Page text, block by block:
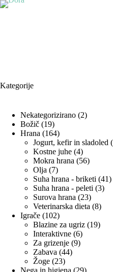
Skip
Kategorije
Nekategorizirano 22
Božič 1919
izdelkov
Hrana 164164
izdelkov
Jogurt, kefir in sladoled
Kostne juhe 44
izdelki
Mokra hrana 5656
Olja 77
izdelkov
Suha hrana - briketi 4141
Suha hrana - peleti 33
Surova hrana 2323
izdelkov
Veterinarska dieta 88
Igrače 102102
izdelka
Blazine za ugriz 1919
Interaktivne 66
izdelkov
Za grizenje 99
Zabava 4444
Žoge 2323
izdelkov
Nega in higiena 2929